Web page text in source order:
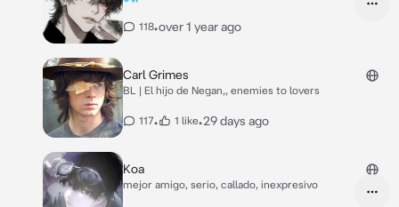
118•over 1 year ago
Carl Grimes
BL | El hijo de Negan,, enemies to lovers
117• 1 like•29 days ago
Koa
mejor amigo, serio, callado, inexpresivo